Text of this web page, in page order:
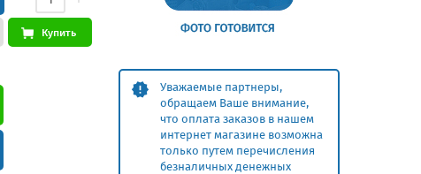
Уважаемые партнеры,
обращаем Ваше внимание,
что оплата заказов в нашем
интернет магазине возможна
только путем перечисления
безналичных денежных
Купить